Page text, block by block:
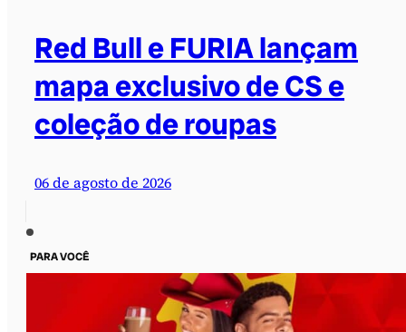
Red Bull e FURIA lançam
mapa exclusivo de CS e
coleção de roupas
06 de agosto de 2026
PARA VOCÊ